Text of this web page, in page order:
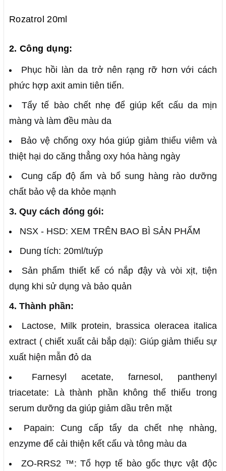
Rozatrol 20ml
2. Công dụng:
Phục hồi làn da trở nên rạng rỡ hơn với cách
phức hợp axit amin tiên tiến.
Tẩy tế bào chết nhẹ để giúp kết cấu da mịn
màng và làm đều màu da
Bảo vệ chống oxy hóa giúp giảm thiểu viêm và
thiệt hại do căng thẳng oxy hóa hàng ngày
Cung cấp độ ẩm và bổ sung hàng rào dưỡng
chất bảo vệ da khỏe mạnh
3. Quy cách đóng gói:
NSX - HSD: XEM TRÊN BAO BÌ SẢN PHẨM
Dung tích: 20ml/tuýp
Sản phẩm thiết kế có nắp đậy và vòi xịt, tiện
dụng khi sử dụng và bảo quản
4. Thành phần:
Lactose, Milk protein, brassica oleracea italica
extract ( chiết xuất cải bắp dại): Giúp giảm thiểu sự
xuất hiện mẫn đỏ da
Farnesyl acetate, farnesol, panthenyl
triacetate: Là thành phần không thể thiếu trong
serum dưỡng da giúp giảm dầu trên mặt
Papain: Cung cấp tẩy da chết nhẹ nhàng,
enzyme để cải thiện kết cấu và tông màu da
ZO-RRS2 ™: Tổ hợp tế bào gốc thực vật độc